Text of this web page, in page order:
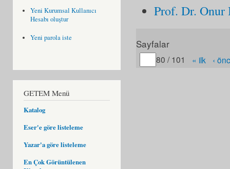
Yeni Kurumsal Kullanıcı
Hesabı oluştur
Yeni parola iste
GETEM Menü
Katalog
Eser'e göre listeleme
Yazar'a göre listeleme
En Çok Görüntülenen
Prof. Dr.
Sayfalar
Gitmek istediğiniz
80 / 101 « ilk ‹